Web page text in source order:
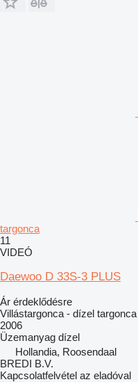
targonca
11
VIDEÓ
Daewoo D 33S-3 PLUS
Ár érdeklődésre
Villástargonca - dízel targonca
2006
Üzemanyag dízel
Hollandia, Roosendaal
BREDI B.V.
Kapcsolatfelvétel az eladóval